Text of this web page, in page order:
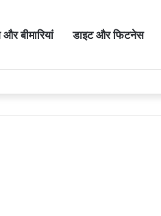
बीमारियां डाइट और फिटनेस